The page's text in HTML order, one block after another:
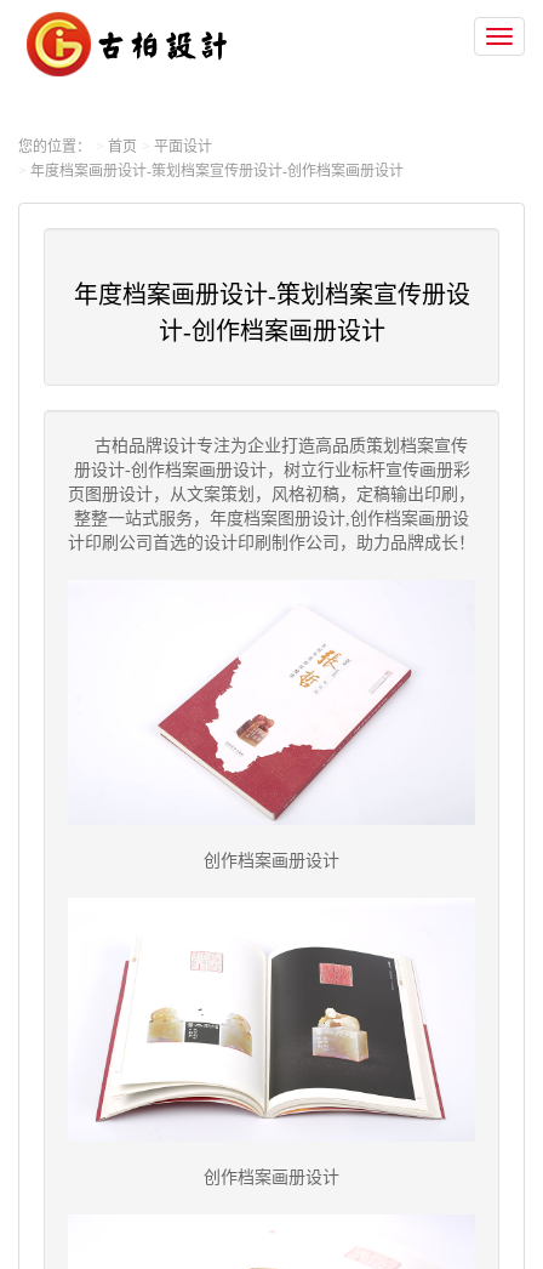
您的位置： 首页
平面设计
年度档案画册设计-策划档案宣传册设计-创作档案画册设计
年度档案画册设计-策划档案宣传册设
计-创作档案画册设计
古柏品牌设计专注为企业打造高品质策划档案宣传
册设计-创作档案画册设计，树立行业标杆宣传画册彩
页图册设计，从文案策划，风格初稿，定稿输出印刷，
整整一站式服务，年度档案图册设计,创作档案画册设
计印刷公司首选的设计印刷制作公司，助力品牌成长！
创作档案画册设计
创作档案画册设计